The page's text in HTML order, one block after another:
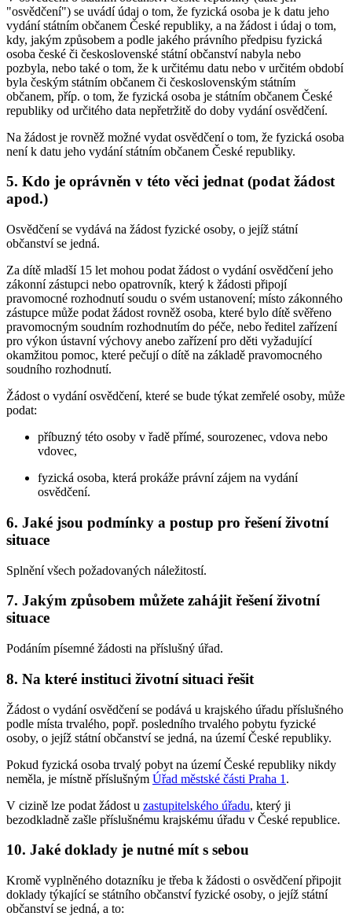
"osvědčení") se uvádí údaj o tom, že fyzická osoba je k datu jeho
vydání státním občanem České republiky, a na žádost i údaj o tom,
kdy, jakým způsobem a podle jakého právního předpisu fyzická
osoba české či československé státní občanství nabyla nebo
pozbyla, nebo také o tom, že k určitému datu nebo v určitém období
byla českým státním občanem či československým státním
občanem, příp. o tom, že fyzická osoba je státním občanem České
republiky od určitého data nepřetržitě do doby vydání osvědčení.
Na žádost je rovněž možné vydat osvědčení o tom, že fyzická osoba
není k datu jeho vydání státním občanem České republiky.
5. Kdo je oprávněn v této věci jednat (podat žádost
apod.)
Osvědčení se vydává na žádost fyzické osoby, o jejíž státní
občanství se jedná.
Za dítě mladší 15 let mohou podat žádost o vydání osvědčení jeho
zákonní zástupci nebo opatrovník, který k žádosti připojí
pravomocné rozhodnutí soudu o svém ustanovení; místo zákonného
zástupce může podat žádost rovněž osoba, které bylo dítě svěřeno
pravomocným soudním rozhodnutím do péče, nebo ředitel zařízení
pro výkon ústavní výchovy anebo zařízení pro děti vyžadující
okamžitou pomoc, které pečují o dítě na základě pravomocného
soudního rozhodnutí.
Žádost o vydání osvědčení, které se bude týkat zemřelé osoby, může
podat:
příbuzný této osoby v řadě přímé, sourozenec, vdova nebo
vdovec,
fyzická osoba, která prokáže právní zájem na vydání
osvědčení.
6. Jaké jsou podmínky a postup pro řešení životní
situace
Splnění všech požadovaných náležitostí.
7. Jakým způsobem můžete zahájit řešení životní
situace
Podáním písemné žádosti na příslušný úřad.
8. Na které instituci životní situaci řešit
Žádost o vydání osvědčení se podává u krajského úřadu příslušného
podle místa trvalého, popř. posledního trvalého pobytu fyzické
osoby, o jejíž státní občanství se jedná, na území České republiky.
Pokud fyzická osoba trvalý pobyt na území České republiky nikdy
neměla, je místně příslušným Úřad městské části Praha 1 .
V cizině lze podat žádost u zastupitelského úřadu, který ji
bezodkladně zašle příslušnému krajskému úřadu v České republice.
10. Jaké doklady je nutné mít s sebou
Kromě vyplněného dotazníku je třeba k žádosti o osvědčení připojit
doklady týkající se státního občanství fyzické osoby, o jejíž státní
občanství se jedná, a to: